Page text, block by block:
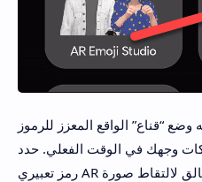
“قناع” الواقع المعزز للرموز
وجهك في الوقت الفعلي. حدد